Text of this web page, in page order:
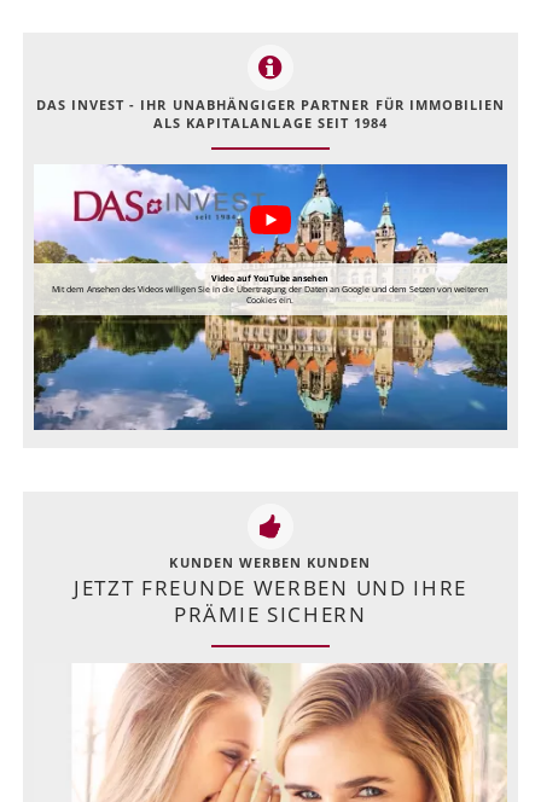
DAS INVEST - IHR UNABHÄNGIGER PARTNER FÜR IMMOBILIEN
ALS KAPITALANLAGE SEIT 1984
Video auf YouTube ansehen
Mit dem Ansehen des Videos willigen Sie in die Übertragung der Daten an Google und dem Setzen von weiteren
Cookies ein.
KUNDEN WERBEN KUNDEN
JETZT FREUNDE WERBEN UND IHRE
PRÄMIE SICHERN